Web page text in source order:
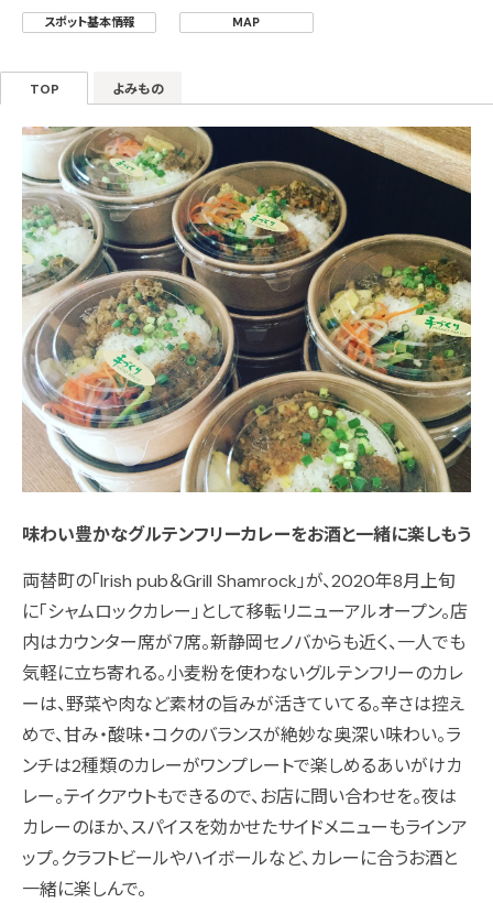
スポット基本情報 MAP
TOP よみもの
味わい豊かなグルテンフリーカレーをお酒と一緒に楽しもう
両替町の「Irish pub＆Grill Shamrock」が、2020年8月上旬
に「シャムロックカレー」として移転リニューアルオープン。店
内はカウンター席が7席。新静岡セノバからも近く、一人でも
気軽に立ち寄れる。小麦粉を使わないグルテンフリーのカレ
ーは、野菜や肉など素材の旨みが活きていてる。辛さは控え
めで、甘み・酸味・コクのバランスが絶妙な奥深い味わい。ラ
ンチは2種類のカレーがワンプレートで楽しめるあいがけカ
レー。テイクアウトもできるので、お店に問い合わせを。夜は
カレーのほか、スパイスを効かせたサイドメニューもラインア
ップ。クラフトビールやハイボールなど、カレーに合うお酒と
一緒に楽しんで。